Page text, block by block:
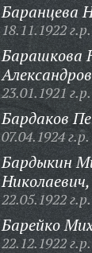
Баранцева
18.11.1922 г.р.
Барашкова
23.01.1921 г.р.
Бардаков
07.04.1924 г.р.
Бардыкин
Николаевич,
22.05.1922 г.р.
Барейко
22.12.1922 г.р.